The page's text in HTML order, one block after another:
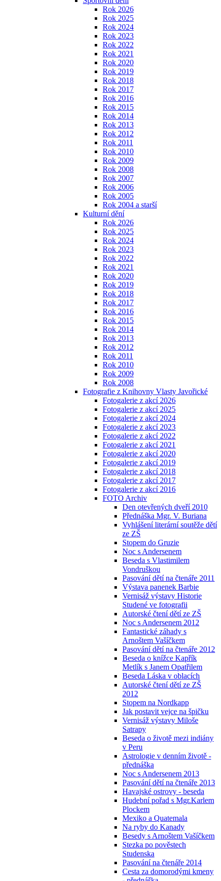
Rok 2026
Rok 2025
Rok 2024
Rok 2023
Rok 2022
Rok 2021
Rok 2020
Rok 2019
Rok 2018
Rok 2017
Rok 2016
Rok 2015
Rok 2014
Rok 2013
Rok 2012
Rok 2011
Rok 2010
Rok 2009
Rok 2008
Rok 2007
Rok 2006
Rok 2005
Rok 2004 a starší
Kulturní dění
Rok 2026
Rok 2025
Rok 2024
Rok 2023
Rok 2022
Rok 2021
Rok 2020
Rok 2019
Rok 2018
Rok 2017
Rok 2016
Rok 2015
Rok 2014
Rok 2013
Rok 2012
Rok 2011
Rok 2010
Rok 2009
Rok 2008
Fotografie z Knihovny Vlasty Javořické
Fotogalerie z akcí 2026
Fotogalerie z akcí 2025
Fotogalerie z akcí 2024
Fotogalerie z akcí 2023
Fotogalerie z akcí 2022
Fotogalerie z akcí 2021
Fotogalerie z akcí 2020
Fotogalerie z akcí 2019
Fotogalerie z akcí 2018
Fotogalerie z akcí 2017
Fotogalerie z akcí 2016
FOTO Archiv
Den otevřených dveří 2010
Přednáška Mgr. V. Buriana
Vyhlášení literární soutěže dětí
ze ZŠ
Stopem do Gruzie
Noc s Andersenem
Beseda s Vlastimilem
Vondruškou
Pasování dětí na čtenáře 2011
Výstava panenek Barbie
Vernisáž výstavy Historie
Studené ve fotografii
Autorské čtení dětí ze ZŠ
Noc s Andersenem 2012
Fantastické záhady s
Arnoštem Vašíčkem
Pasování dětí na čtenáře 2012
Beseda o knížce Kapřík
Metlík s Janem Opatřilem
Beseda Láska v oblacích
Autorské čtení dětí ze ZŠ
2012
Stopem na Nordkapp
Jak postavit vejce na špičku
Vernisáž výstavy Miloše
Satrapy
Beseda o životě mezi indiány
v Peru
Astrologie v denním životě -
přednáška
Noc s Andersenem 2013
Pasování dětí na čtenáře 2013
Havajské ostrovy - beseda
Hudební pořad s Mgr.Karlem
Plockem
Mexiko a Quatemala
Na ryby do Kanady
Besedy s Arnoštem Vašíčkem
Stezka po pověstech
Studenska
Pasování na čtenáře 2014
Cesta za domorodými kmeny